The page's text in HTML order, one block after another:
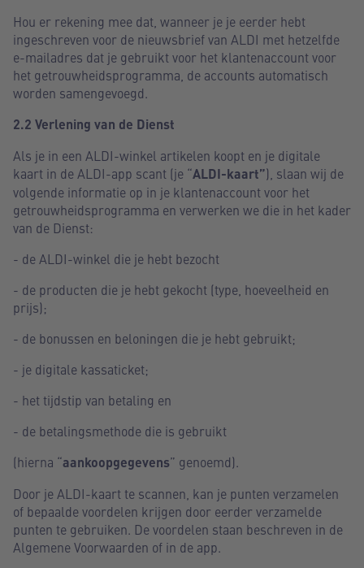
Hou er rekening mee dat, wanneer je je eerder hebt
ingeschreven voor de nieuwsbrief van ALDI met hetzelfde
e-mailadres dat je gebruikt voor het klantenaccount voor
het getrouwheidsprogramma, de accounts automatisch
worden samengevoegd.
2.2 Verlening van de Dienst
Als je in een ALDI-winkel artikelen koopt en je digitale
kaart in de ALDI-app scant (je “ALDI-kaart”), slaan wij de
volgende informatie op in je klantenaccount voor het
getrouwheidsprogramma en verwerken we die in het kader
van de Dienst:
- de ALDI-winkel die je hebt bezocht
- de producten die je hebt gekocht (type, hoeveelheid en
prijs);
- de bonussen en beloningen die je hebt gebruikt;
- je digitale kassaticket;
- het tijdstip van betaling en
- de betalingsmethode die is gebruikt
(hierna “aankoopgegevens” genoemd).
Door je ALDI-kaart te scannen, kan je punten verzamelen
of bepaalde voordelen krijgen door eerder verzamelde
punten te gebruiken. De voordelen staan beschreven in de
Algemene Voorwaarden of in de app.